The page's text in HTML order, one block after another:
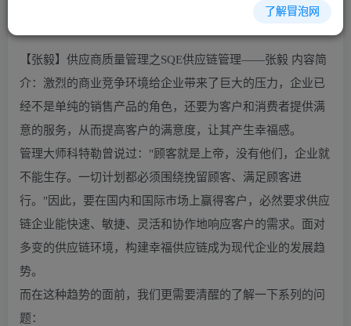
【张毅】供应商质量管理之SQE供应链管理——张毅 内容简
介：激烈的商业竞争环境给企业带来了巨大的压力，企业已
经不是单纯的销售产品的角色，还要为客户和消费者提供满
意的服务，从而提高客户的满意度，让其产生幸福感。
管理大师科特勒曾说过："顾客就是上帝，没有他们，企业就
不能生存。一切计划都必须围绕挽留顾客、满足顾客进
行。"因此，要在国内和国际市场上赢得客户，必然要求供应
链企业能快速、敏捷、灵活和协作地响应客户的需求。面对
多变的供应链环境，构建幸福供应链成为现代企业的发展趋
势。
而在这种趋势的面前，我们更需要清醒的了解一下系列的问
题：
了解冒泡网